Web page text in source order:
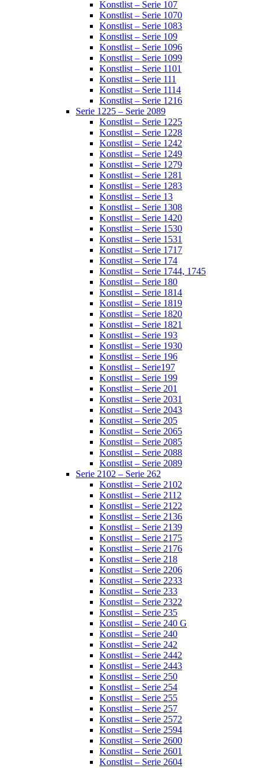
Konstlist – Serie 107
Konstlist – Serie 1070
Konstlist – Serie 1083
Konstlist – Serie 109
Konstlist – Serie 1096
Konstlist – Serie 1099
Konstlist – Serie 1101
Konstlist – Serie 111
Konstlist – Serie 1114
Konstlist – Serie 1216
Serie 1225 – Serie 2089
Konstlist – Serie 1225
Konstlist – Serie 1228
Konstlist – Serie 1242
Konstlist – Serie 1249
Konstlist – Serie 1279
Konstlist – Serie 1281
Konstlist – Serie 1283
Konstlist – Serie 13
Konstlist – Serie 1308
Konstlist – Serie 1420
Konstlist – Serie 1530
Konstlist – Serie 1531
Konstlist – Serie 1717
Konstlist – Serie 174
Konstlist – Serie 1744, 1745
Konstlist – Serie 180
Konstlist – Serie 1814
Konstlist – Serie 1819
Konstlist – Serie 1820
Konstlist – Serie 1821
Konstlist – Serie 193
Konstlist – Serie 1930
Konstlist – Serie 196
Konstlist – Serie197
Konstlist – Serie 199
Konstlist – Serie 201
Konstlist – Serie 2031
Konstlist – Serie 2043
Konstlist – Serie 205
Konstlist – Serie 2065
Konstlist – Serie 2085
Konstlist – Serie 2088
Konstlist – Serie 2089
Serie 2102 – Serie 262
Konstlist – Serie 2102
Konstlist – Serie 2112
Konstlist – Serie 2122
Konstlist – Serie 2136
Konstlist – Serie 2139
Konstlist – Serie 2175
Konstlist – Serie 2176
Konstlist – Serie 218
Konstlist – Serie 2206
Konstlist – Serie 2233
Konstlist – Serie 233
Konstlist – Serie 2322
Konstlist – Serie 235
Konstlist – Serie 240 G
Konstlist – Serie 240
Konstlist – Serie 242
Konstlist – Serie 2442
Konstlist – Serie 2443
Konstlist – Serie 250
Konstlist – Serie 254
Konstlist – Serie 255
Konstlist – Serie 257
Konstlist – Serie 2572
Konstlist – Serie 2594
Konstlist – Serie 2600
Konstlist – Serie 2601
Konstlist – Serie 2604